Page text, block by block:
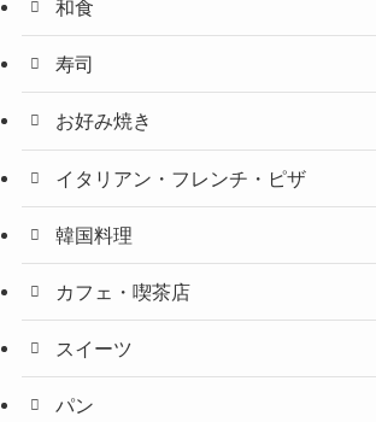
和食
寿司
お好み焼き
イタリアン・フレンチ・ピザ
韓国料理
カフェ・喫茶店
スイーツ
パン